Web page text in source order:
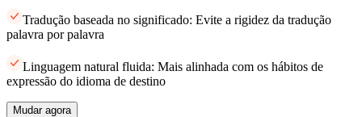
Tradução baseada no significado: Evite a rigidez da tradução
palavra por palavra
Linguagem natural fluida: Mais alinhada com os hábitos de
expressão do idioma de destino
Mudar agora